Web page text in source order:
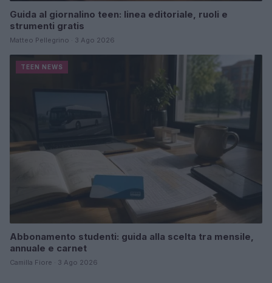
Guida al giornalino teen: linea editoriale, ruoli e
strumenti gratis
Matteo Pellegrino · 3 Ago 2026
TEEN NEWS
Abbonamento studenti: guida alla scelta tra mensile,
annuale e carnet
Camilla Fiore · 3 Ago 2026